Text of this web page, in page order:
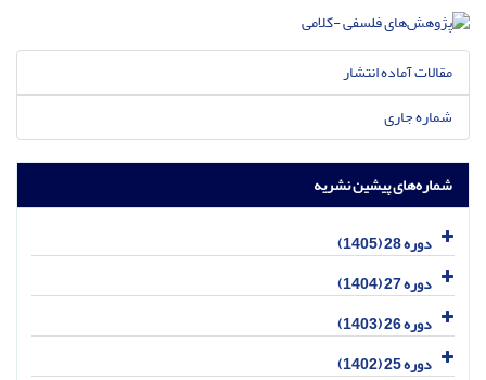
مقالات آماده انتشار
شماره جاری
شماره‌های پیشین نشریه
دوره 28 (1405)
دوره 27 (1404)
دوره 26 (1403)
دوره 25 (1402)